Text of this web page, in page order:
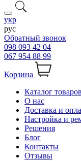
укр
рус
Обратный звонок
098 093 42 04
067 954 88 99
Корзина
Каталог товаров
О нас
Доставка и
Настройка и
Решения
Блог
Контакты
Отзывы